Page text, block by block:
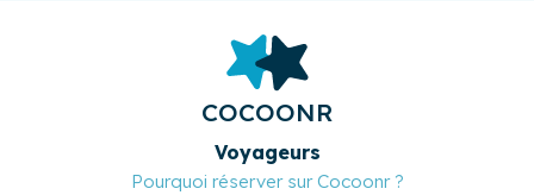
COCOONR
Voyageurs
Pourquoi réserver sur Cocoonr ?